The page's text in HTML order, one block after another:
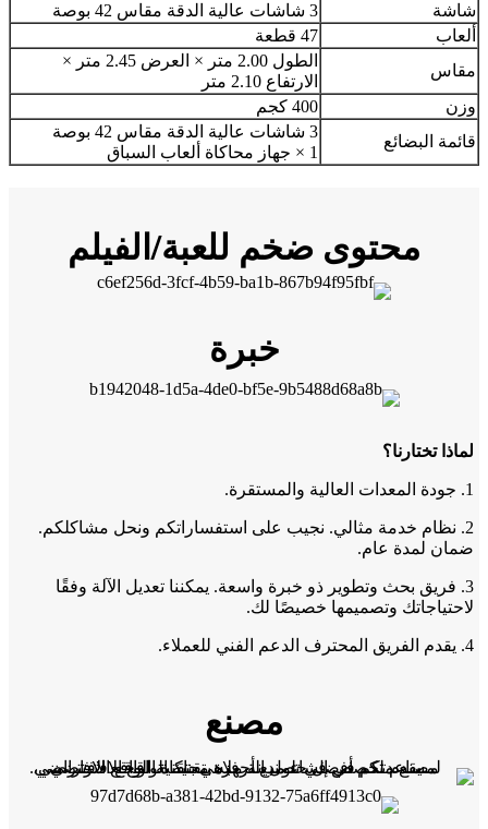
شاشة
3 شاشات عالية الدقة مقاس 42 بوصة
ألعاب
47 قطعة
مقاس
الطول 2.00 متر × العرض 2.45 متر ×
الارتفاع 2.10 متر
وزن
400 كجم
قائمة البضائع
3 شاشات عالية الدقة مقاس 42 بوصة
1 × جهاز محاكاة ألعاب السباق
محتوى ضخم للعبة/الفيلم
خبرة
لماذا تختارنا؟
1. جودة المعدات العالية والمستقرة.
2. نظام خدمة مثالي. نجيب على استفساراتكم ونحل مشاكلكم.
ضمان لمدة عام.
3. فريق بحث وتطوير ذو خبرة واسعة. يمكننا تعديل الآلة وفقًا
لاحتياجاتك وتصميمها خصيصًا لك.
4. يقدم الفريق المحترف الدعم الفني للعملاء.
مصنع